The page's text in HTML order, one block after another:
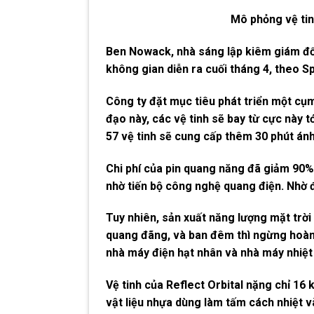
Mô phỏng vệ
Ben Nowack, nhà sáng lập kiêm giám
không gian diễn ra cuối tháng 4, theo
Công ty đặt mục tiêu phát triển một
đạo này, các vệ tinh sẽ bay từ cực này
57 vệ tinh sẽ cung cấp thêm 30 phút
Chi phí của pin quang năng đã giảm
nhờ tiến bộ công nghệ quang điện.
Tuy nhiên, sản xuất năng lượng mặt
quang đãng, và ban đêm thì ngừng
nhà máy điện hạt nhân và nhà máy
Vệ tinh của Reflect Orbital nặng chỉ 16
vật liệu nhựa dùng làm tấm cách nhiệt